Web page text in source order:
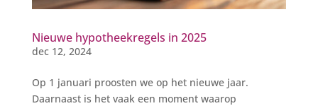
Nieuwe hypotheekregels in 2025
dec 12, 2024
Op 1 januari proosten we op het nieuwe jaar.
Daarnaast is het vaak een moment waarop